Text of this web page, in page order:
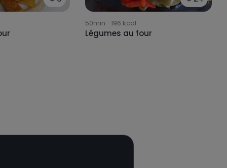
50min · 196 kcal
Légumes au four